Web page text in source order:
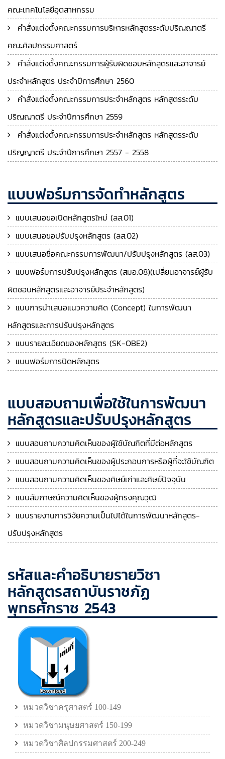
คณะเทคโนโลยีอุตสาหกรรม
คำสั่งแต่งตั้งคณะกรรมการบริหารหลักสูตรระดับปริญญาตรี
คณะศิลปกรรมศาสตร์
คำสั่งแต่งตั้งคณะกรรมการผู้รับผิดชอบหลักสูตรและอาจารย์
ประจำหลักสูตร ประจำปีการศึกษา 2560
คำสั่งแต่งตั้งคณะกรรมการประจำหลักสูตร หลักสูตรระดับ
ปริญญาตรี ประจำปีการศึกษา 2559
คำสั่งแต่งตั้งคณะกรรมการประจำหลักสูตร หลักสูตรระดับ
ปริญญาตรี ประจำปีการศึกษา 2557 - 2558
แบบฟอร์มการจัดทำหลักสูตร
แบบเสนอขอเปิดหลักสูตรใหม่ (ลส.01)
แบบเสนอขอปรับปรุงหลักสูตร (ลส.02)
แบบเสนอชื่อคณะกรรมการพัฒนา/ปรับปรุงหลักสูตร (ลส.03)
แบบฟอร์มการปรับปรุงหลักสูตร (สมอ.08)(เปลี่ยนอาจารย์ผู้รับ
ผิดชอบหลักสูตรและอาจารย์ประจำหลักสูตร)
แบบการนำเสนอแนวความคิด (Concept) ในการพัฒนา
หลักสูตรและการปรับปรุงหลักสูตร
แบบรายละเอียดของหลักสูตร (SK-OBE2)
แบบฟอร์มการปิดหลักสูตร
แบบสอบถามเพื่อใช้ในการพัฒนา
หลักสูตรและปรับปรุงหลักสูตร
แบบสอบถามความคิดเห็นของผู้ใช้บัณฑิตที่มีต่อหลักสูตร
แบบสอบถามความคิดเห็นของผู้ประกอบการหรือผู้ที่จะใช้บัณฑิต
แบบสอบถามความคิดเห็นของศิษย์เก่าและศิษย์ปัจจุบัน
แบบสัมภาษณ์ความคิดเห็นของผู้ทรงคุณวุฒิ
แบบรายงานการวิจัยความเป็นไปได้ในการพัฒนาหลักสูตร-
ปรับปรุงหลักสูตร
รหัสและคำอธิบายรายวิชา
หลักสูตรสถาบันราชภัฏ
พุทธศักราช 2543
หมวดวิชาครุศาสตร์ 100-149
หมวดวิชามนุษยศาสตร์ 150-199
หมวดวิชาศิลปกรรมศาสตร์ 200-249